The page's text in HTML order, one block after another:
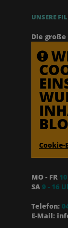
UNSERE
Die
MO - FR
SA 9 - 16
Telefon:
E-Mail: